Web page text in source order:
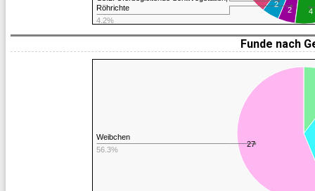
2
2 4
Röhrichte
4.2%
Funde nach
27
Weibchen
56.3%